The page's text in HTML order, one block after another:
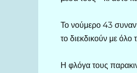
Το νούμερο 43
το διεκδικούν με όλο
Η φλόγα τους